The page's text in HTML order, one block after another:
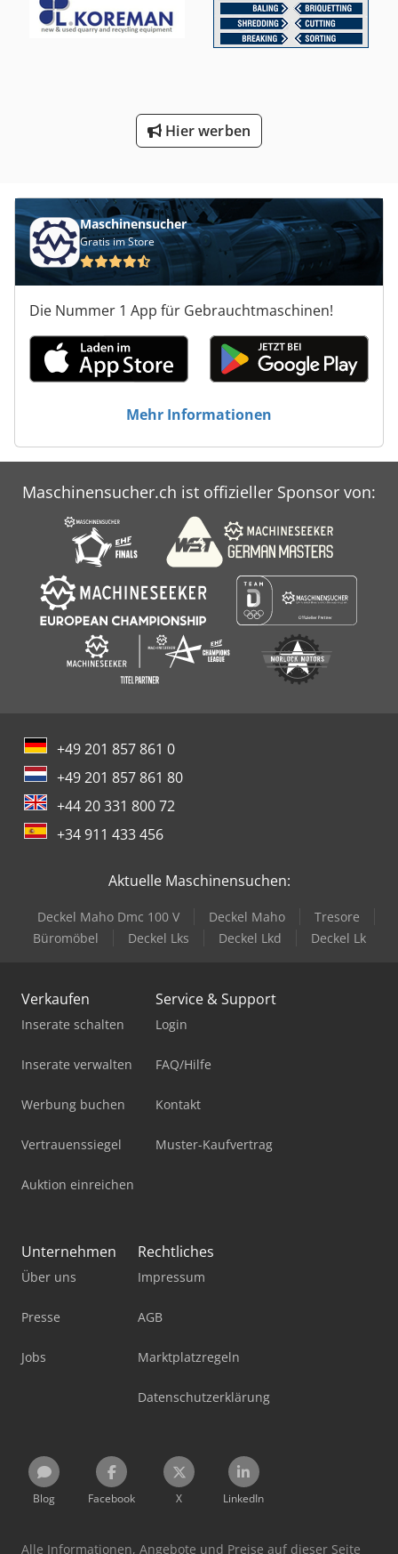
Hier werben
Maschinensucher
Gratis im Store
Die Nummer 1 App für Gebrauchtmaschinen!
Mehr Informationen
Maschinensucher.ch ist offizieller Sponsor von:
+49 201 857 861 0
+49 201 857 861 80
+44 20 331 800 72
+34 911 433 456
Aktuelle Maschinensuchen:
Deckel Maho Dmc 100 V Deckel Maho
Tresore
Büromöbel
Deckel Lks Deckel Lkd Deckel Lk
Verkaufen
Inserate schalten
Inserate verwalten
Werbung buchen
Vertrauenssiegel
Auktion einreichen
Service & Support
Login
FAQ/Hilfe
Kontakt
Muster-Kaufvertrag
Unternehmen
Über uns
Presse
Jobs
Rechtliches
Impressum
AGB
Marktplatzregeln
Datenschutzerklärung
Blog Facebook X LinkedIn
Alle Informationen, Angebote und Preise auf dieser Seite